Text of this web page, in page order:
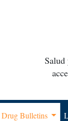
Drug Bulletins